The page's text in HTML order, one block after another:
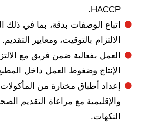
الوصفات بدقة، بما في ذلك التحكم
بالتوقيت، ومعايير التقديم.
بفعالية ضمن فريق مع الالتزام بمواعيد
وضغوط العمل داخل المطبخ.
أطباق مختارة من المأكولات العالمية
مع مراعاة التقديم الصحيح وتوازن